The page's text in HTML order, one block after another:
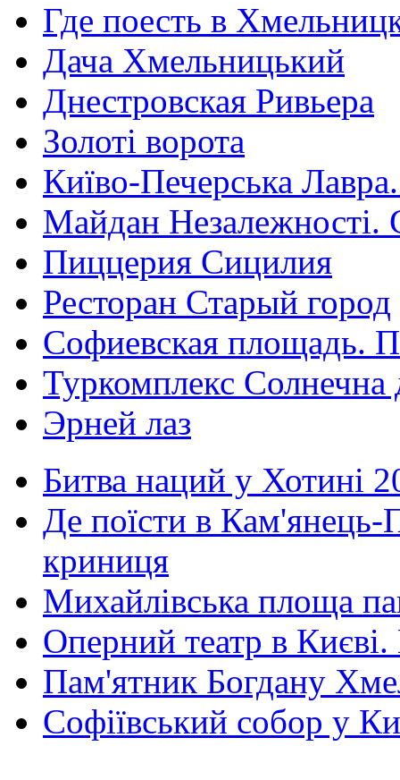
Где поесть в
Дача Хмельницький
Днестровская Ривьера
Золоті ворота
Київо-Печерська
Майдан Незалежності.
Пиццерия Сицилия
Ресторан Старый город
Софиевская площадь.
Туркомплекс Солнечна
Эрней лаз
Битва наций у Хотині
Де поїсти в Кам'янець-
криниця
Михайлівська площа
Оперний театр в
Пам'ятник Богдану
Софіївський собор у